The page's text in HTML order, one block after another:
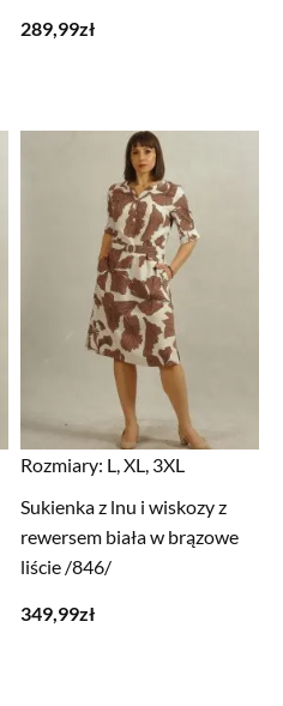
289,99zł
Rozmiary: L, XL, 3XL
Sukienka z lnu i wiskozy z
rewersem biała w brązowe
liście /846/
349,99zł